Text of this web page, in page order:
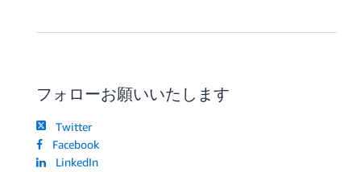
フォローお願いいたします
Twitter
Facebook
LinkedIn